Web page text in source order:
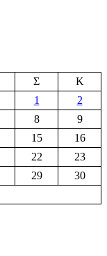
Σ
Κ
1
2
8
9
15
16
22
23
29
30